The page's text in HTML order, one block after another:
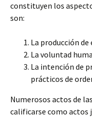
constituyen los
son:
La producción
La voluntad
La intención de
prácticos de
Numerosos actos de
calificarse como actos